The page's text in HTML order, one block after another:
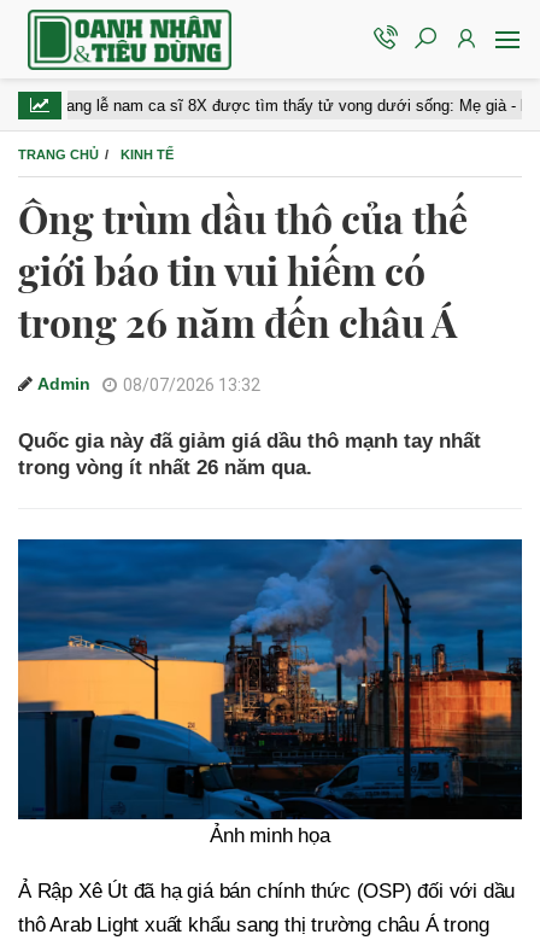
lễ nam ca sĩ 8X được tìm thấy tử vong dưới sống: Mẹ già - bạn gái
TRANG CHỦ KINH TẾ
Ông trùm dầu thô của thế
giới báo tin vui hiếm có
trong 26 năm đến châu Á
Admin 08/07/2026 13:32
Quốc gia này đã giảm giá dầu thô mạnh tay nhất
trong vòng ít nhất 26 năm qua.
Ảnh minh họa
Ả Rập Xê Út đã hạ giá bán chính thức (OSP) đối với dầu
thô Arab Light xuất khẩu sang thị trường châu Á trong